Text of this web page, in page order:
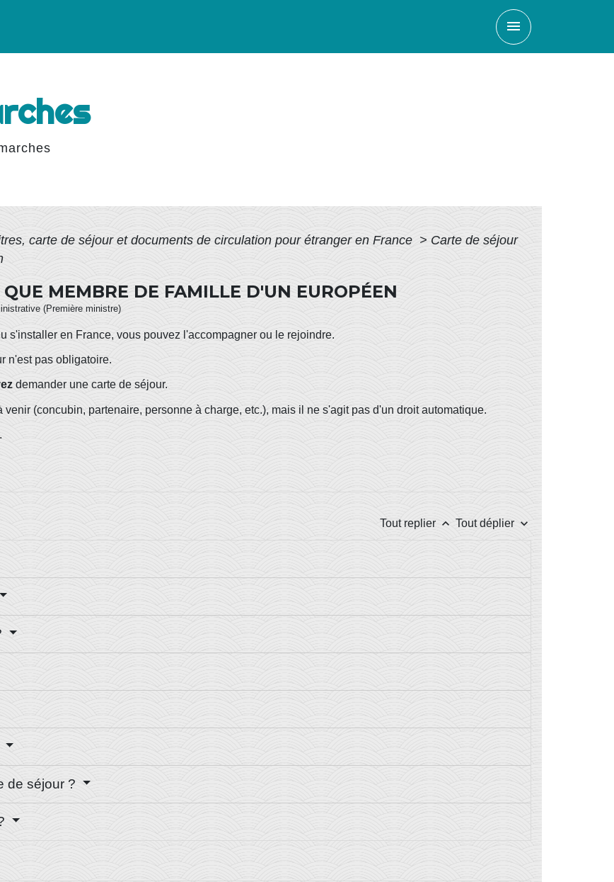
menu
carte de séjour et documents de circulation pour étranger en France > Carte de séjour
MEMBRE DE FAMILLE D'UN EUROPÉEN
(Première ministre)
s'installer en France, vous pouvez l'accompagner ou le rejoindre.
n'est pas obligatoire.
demander une carte de séjour.
(concubin, partenaire, personne à charge, etc.), mais il ne s'agit pas d'un droit automatique.
Tout replier keyboard_arrow_up Tout déplier keyboard_arrow_down
de séjour ?